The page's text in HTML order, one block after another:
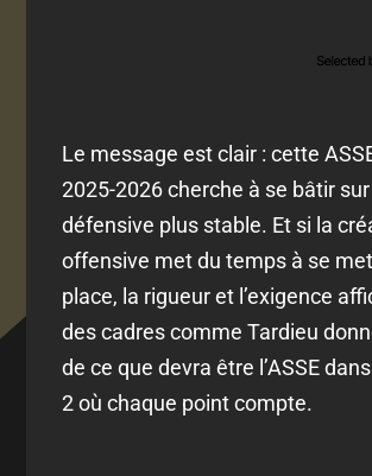
Le message est clair : cette
2025-2026 cherche à se bâtir
défensive plus stable. Et si la
offensive met du temps à se
place, la rigueur et l’exigence
des cadres comme Tardieu
de ce que devra être l’ASSE
2 où chaque point compte.